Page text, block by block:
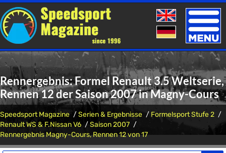
Toggle
Rennergebnis: Formel Renault 3.5 Weltserie,
Rennen 12 der Saison 2007 in Magny-Cours
Speedsport Magazine Serien & Ergebnisse
Formelsport Stufe 2
Renault WS & F.Nissan V6
Saison 2007
Rennergebnis Magny-Cours, Rennen 12 von 17